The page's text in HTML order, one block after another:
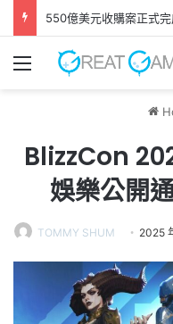
GAME FREAK全新作品
Menu
BlizzCon
娛樂公開
TOMMY SHUM 2025